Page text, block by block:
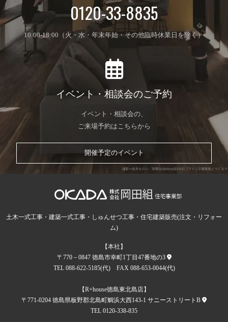
0120-33-8835
10:00-18:00（火・水・年末年始・その他臨時休業日を除く）
イベント・相談会のご予約
イベント・相談会の、
ご来場予約はこちらから
開催予定のイベント
土木一式工事・建築一式工事・しゅんせつ工事・住宅建築販売(注文・リフォー
ム)
【本社】
〒770－0847 徳島市幸町1丁目47番地の3
TEL 088-622-5185(代) FAX 088-653-0044(代)
【R+house徳島東北島店】
〒771-0204 徳島県板野郡北島町鯛浜大西143-1 サニーストリートB
TEL 0120-338-835